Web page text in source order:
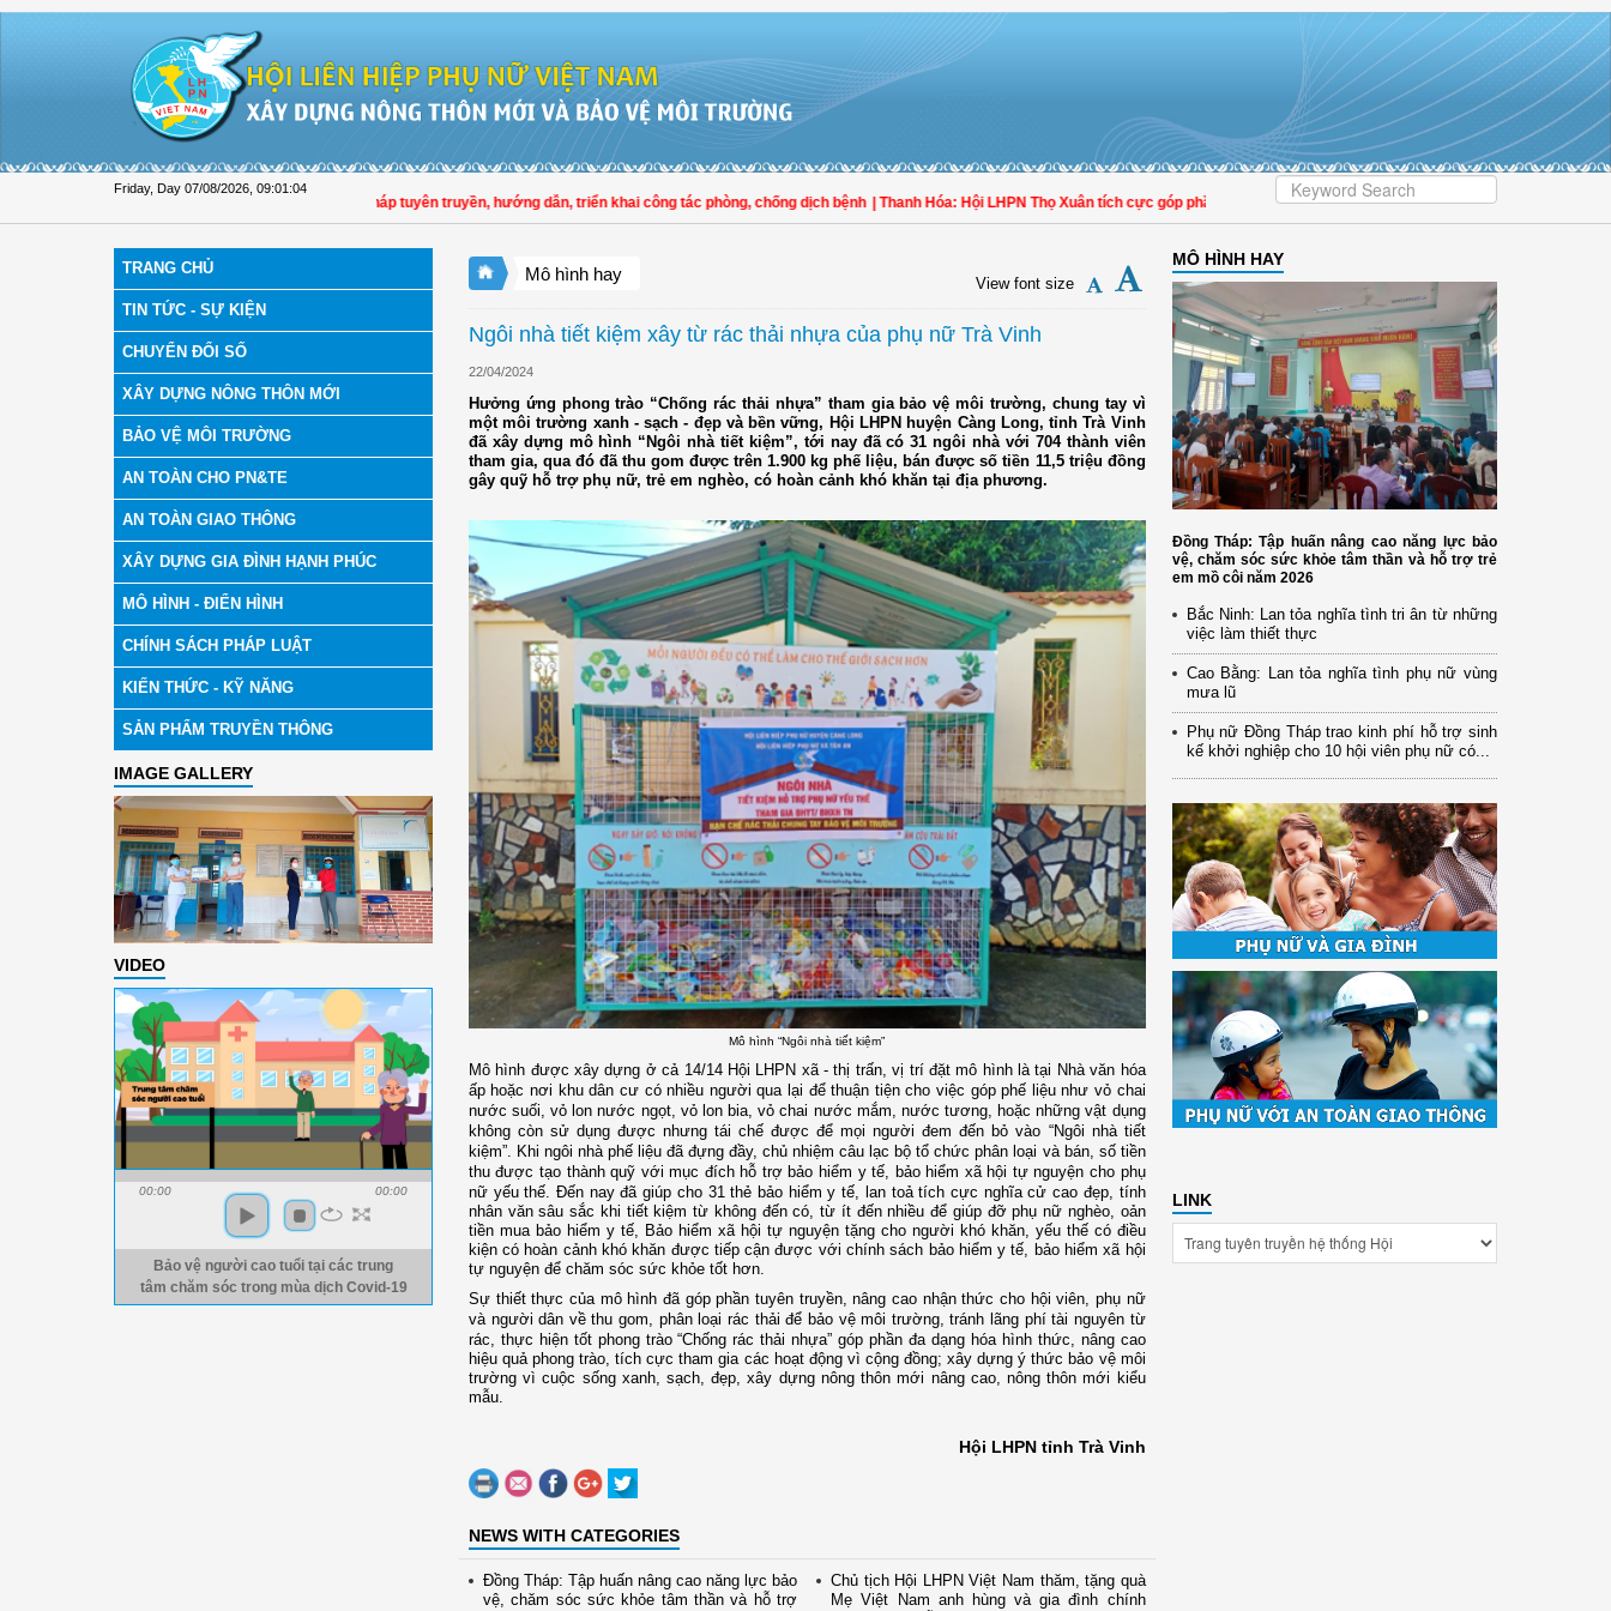
Friday, Day 07/08/2026 09:01:04
Hội LHPN tỉnh Đồng Tháp tuyên truyền, hướng dẫn, triển khai công tác phòng, chống dịch bệnh | Thanh Hóa: Hội LHPN Thọ Xuân tích cực góp phần nâng cao tỷ lệ người dân tham gia bảo hiểm y tế
TRANG CHỦ
TIN TỨC - SỰ KIỆN
CHUYỂN ĐỔI SỐ
XÂY DỰNG NÔNG THÔN MỚI
BẢO VỆ MÔI TRƯỜNG
AN TOÀN CHO PN&TE
AN TOÀN GIAO THÔNG
XÂY DỰNG GIA ĐÌNH HẠNH PHÚC
MÔ HÌNH - ĐIỂN HÌNH
CHÍNH SÁCH PHÁP LUẬT
KIẾN THỨC - KỸ NĂNG
SẢN PHẨM TRUYỀN THÔNG
IMAGE GALLERY
VIDEO
00:00 00:00
Bảo vệ người cao tuổi tại các trung
tâm chăm sóc trong mùa dịch Covid-19
Mô hình hay View font size
Ngôi nhà tiết kiệm xây từ rác thải nhựa của phụ nữ Trà Vinh
22/04/2024
Hưởng ứng phong trào “Chống rác thải nhựa” tham gia bảo vệ môi trường, chung tay vì
một môi trường xanh - sạch - đẹp và bền vững, Hội LHPN huyện Càng Long, tỉnh Trà Vinh
đã xây dựng mô hình “Ngôi nhà tiết kiệm”, tới nay đã có 31 ngôi nhà với 704 thành viên
tham gia, qua đó đã thu gom được trên 1.900 kg phế liệu, bán được số tiền 11,5 triệu đồng
gây quỹ hỗ trợ phụ nữ, trẻ em nghèo, có hoàn cảnh khó khăn tại địa phương.
Mô hình “Ngôi nhà tiết kiệm”
Mô hình được xây dựng ở cả 14/14 Hội LHPN xã - thị trấn, vị trí đặt mô hình là tại Nhà văn hóa
ấp hoặc nơi khu dân cư có nhiều người qua lại để thuận tiện cho việc gópphế liệu như vỏ chai
nước suối, vỏ lon nước ngọt, vỏ lon bia, vỏ chai nước mắm, nước tương, hoặc những vật dụng
không còn sử dụng được nhưng tái chế được để mọi người đem đến bỏ vào “Ngôi nhà tiết
kiệm”.
Khi ngôi nhà phế liệu đã đựng đầy, chủ nhiệm câu lạc bộ tổ chức phân loại và bán, số tiền
thu được tạo thành quỹ với mục đích hỗ trợ bảo hiểm y tế, bảo hiểm xã hội tự nguyện cho phụ
nữ yếu thế.Đến nay đã giúp cho 31 thẻ bảo hiểm y tế, lan toả tích cực nghĩa cử cao đẹp, tính
nhân văn sâu sắc khi tiết kiệm từ không đến có, từ ít đến nhiều để giúp đỡ phụ nữ nghèo, oản
tiền mua bảo hiểm y tế, Bảo hiểm xã hội tự nguyện tặng cho người khó khăn, yếu thế có điều
kiệncó hoàn cảnh khó khăn được tiếp cận được với chính sách bảo hiểm y tế , bảo hiểm xã hội
tự nguyện để chăm sóc sức khỏe tốt hơn.
Sự thiết thực của mô hình đã góp phần tuyên truyền, nâng cao nhận thức cho hội viên, phụ nữ
và người dân về thu gom, phân loại rác thải để bảo vệ môi trường, tránh lãng phí tài nguyên từ
rác, thực hiện tốt phong trào “Chống rác thải nhựa” góp phần đa dạng hóa hình thức, nâng cao
hiệu quả phong trào, tích cực tham gia các hoạt động vì cộng đồng; xây dựng ý thức bảo vệ môi
trường vì cuộc sống xanh, sạch, đẹp, xây dựng nông thôn mới nâng cao, nông thôn mới kiểu
mẫu.
Hội LHPN tỉnh Trà Vinh
NEWS WITH CATEGORIES
Đồng Tháp: Tập huấn nâng cao năng lực bảo
vệ, chăm sóc sức khỏe tâm thần và hỗ trợ
Chủ tịch Hội LHPN Việt Nam thăm, tặng quà
Mẹ Việt Nam anh hùng và gia đình chính
MÔ HÌNH HAY
Đồng Tháp: Tập huấn nâng cao năng lực bảo
vệ, chăm sóc sức khỏe tâm thần và hỗ trợ trẻ
em mồ côi năm 2026
Bắc Ninh: Lan tỏa nghĩa tình tri ân từ những
việc làm thiết thực
Cao Bằng: Lan tỏa nghĩa tình phụ nữ vùng
mưa lũ
Phụ nữ Đồng Tháp trao kinh phí hỗ trợ sinh
kế khởi nghiệp cho 10 hội viên phụ nữ có...
LINK